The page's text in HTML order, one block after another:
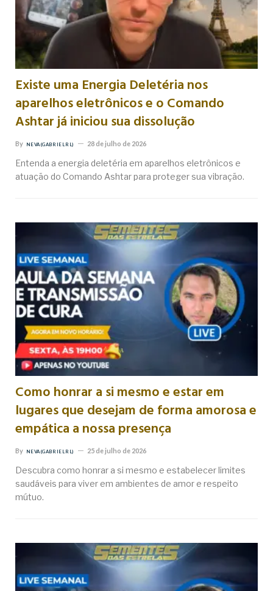
Existe uma Energia Deletéria nos
aparelhos eletrônicos e o Comando
Ashtar já iniciou sua dissolução
By NEVA (GABRIEL RL) 28 de julho de 2026
Entenda a energia deletéria em aparelhos eletrônicos e
atuação do Comando Ashtar para proteger sua vibração.
Como honrar a si mesmo e estar em
lugares que desejam de forma amorosa e
empática a nossa presença
By NEVA (GABRIEL RL) 25 de julho de 2026
Descubra como honrar a si mesmo e estabelecer limites
saudáveis para viver em ambientes de amor e respeito
mútuo.